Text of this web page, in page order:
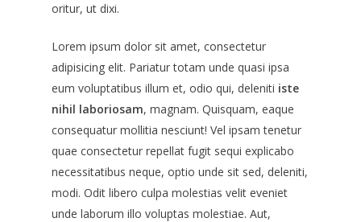
oritur, ut dixi.
Lorem ipsum dolor sit amet, consectetur
adipisicing elit. Pariatur totam unde quasi ipsa
eum voluptatibus illum et, odio qui, deleniti iste
nihil laboriosam, magnam. Quisquam, eaque
consequatur mollitia nesciunt! Vel ipsam tenetur
quae consectetur repellat fugit sequi explicabo
necessitatibus neque, optio unde sit sed, deleniti,
modi. Odit libero culpa molestias velit eveniet
unde laborum illo voluptas molestiae. Aut,